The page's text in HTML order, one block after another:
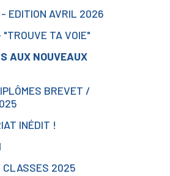
- EDITION AVRIL 2026
TA VOIE"
AUX NOUVEAUX
BREVET /
INÉDIT !
CLASSES 2025